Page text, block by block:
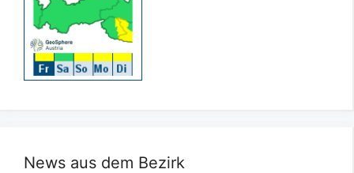
News aus dem Bezirk